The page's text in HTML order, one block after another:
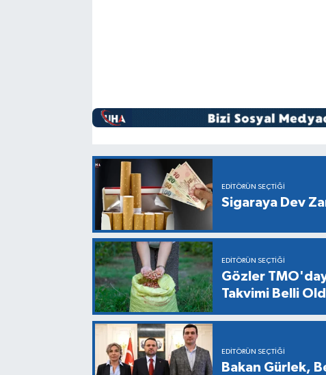
EDITÖRÜN SEÇTIĞI
Sigaraya Dev
EDITÖRÜN SEÇTIĞI
Gözler
Takvimi Belli
EDITÖRÜN SEÇTIĞI
Bakan Gürlek,